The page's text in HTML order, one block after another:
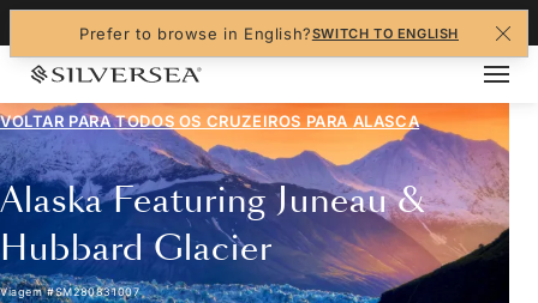
Prefer to browse in English?SWITCH TO ENGLISH
VOLTAR PARA TODOS OS CRUZEIROS PARA ALASCA
Alaska Featuring Juneau &
Hubbard Glacier
Viagem#SM280831007